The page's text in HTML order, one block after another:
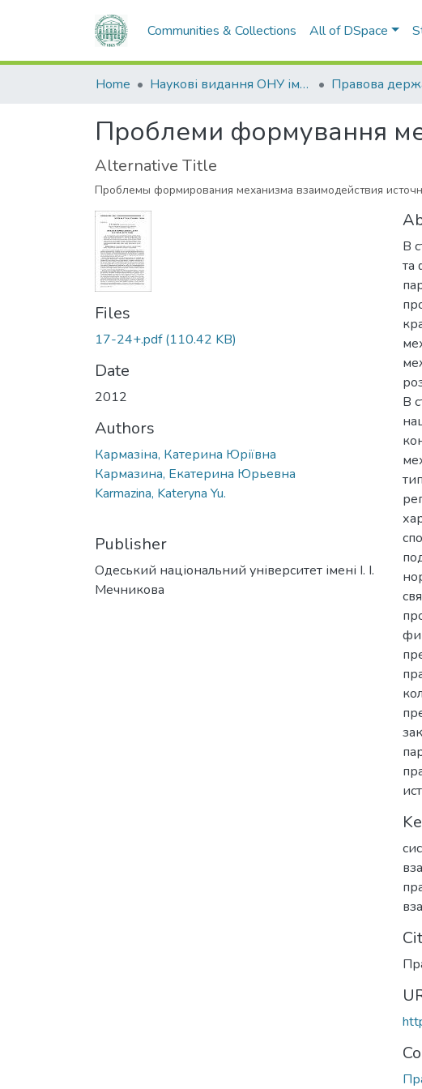
Communities & Collections All of DSpace
Home Наукові видання ОНУ імені І. І. Мечникова Правова
Проблеми формування
Alternative Title
Проблемы формирования механизма взаимодействия
Files
17-24+.pdf(110.42 KB)
Date
2012
Authors
Кармазіна, Катерина Юріївна
Кармазина, Екатерина Юрьевна
Karmazina, Kateryna Yu.
Publisher
Одеський національний університет імені І. І.
Мечникова
В
та
В